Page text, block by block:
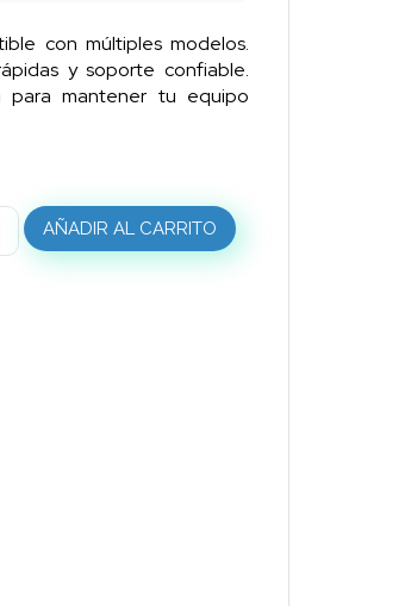
con múltiples modelos.
y soporte confiable.
para mantener tu equipo
AÑADIR AL CARRITO